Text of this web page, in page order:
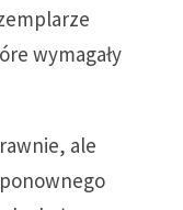
wymagały
ale